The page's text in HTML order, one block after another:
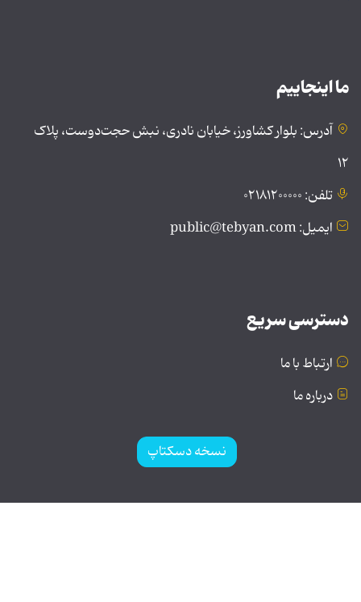
ما اینجاییم
آدرس: بلوار کشاورز، خیابان نادری، نبش حجت‌دوست، پلاک
۱۲
تلفن: ۰۲۱۸۱۲۰۰۰۰۰
ایمیل: public@tebyan.com
دسترسی سریع
ارتباط با ما
درباره ما
نسخه دسکتاپ